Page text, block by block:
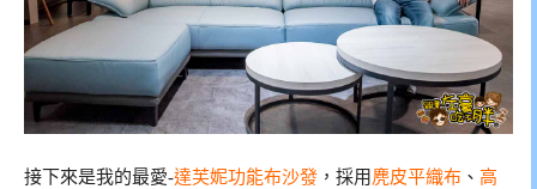
接下來是我的最愛-達芙妮功能布沙發 ，採用麂皮平織布 、 高